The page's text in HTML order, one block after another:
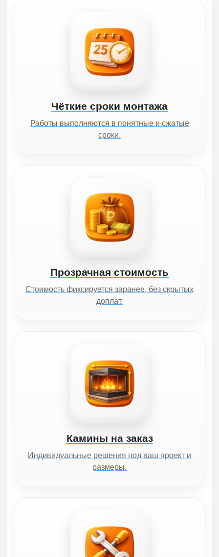
Чёткие сроки монтажа
Работы выполняются в понятные и сжатые
сроки.
Прозрачная стоимость
Стоимость фиксируется заранее, без скрытых
доплат.
Камины на заказ
Индивидуальные решения под ваш проект и
размеры.